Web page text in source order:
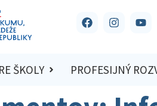
ŠKOLY PROFESIJNÝ